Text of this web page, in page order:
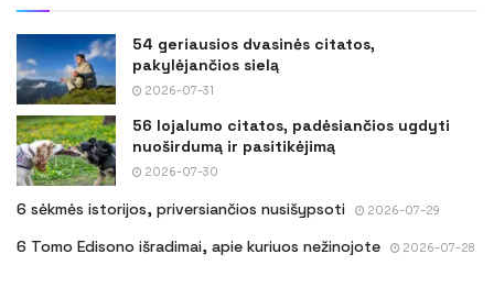
54 geriausios dvasinės citatos,
pakylėjančios sielą
2026-07-31
56 lojalumo citatos, padėsiančios ugdyti
nuoširdumą ir pasitikėjimą
2026-07-30
6 sėkmės istorijos, priversiančios nusišypsoti 2026-07-29
6 Tomo Edisono išradimai, apie kuriuos nežinojote 2026-07-28